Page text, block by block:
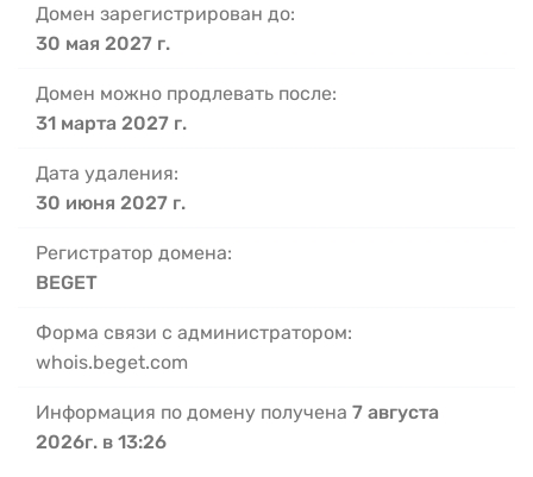
Домен зарегистрирован до:
30 мая 2027 г.
Домен можно продлевать после:
31 марта 2027 г.
Дата удаления:
30 июня 2027 г.
Регистратор домена:
BEGET
Форма связи с администратором:
whois.beget.com
Информация по домену получена 7 августа
2026г. в 13:26